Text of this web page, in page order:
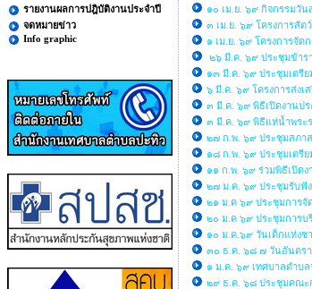
รายงานผลการปฎิบัติงานประจำปี
จดหมายข่าว
Info graphic
๑๐ เม.ย. ๖๙ กิจกรรมวั
๓ เม.ย. ๖๙ โครงการสั
๑ เม.ย. ๖๙ โครงการจั
๒๖ มี.ค. ๖๙ ประชุมข้าร
๑๓ มี.ค. ๖๙ ประชุมเตรีย
๖ มี.ค. ๖๙ โครงการส่ง
๓ มี.ค. ๖๙ พิธีเปิดงานป
๓ มี.ค. ๖๙ พิธีแห่น้ำพระ
๒๗ ก.พ. ๖๙ ประชุมสภา
๑๘ ก.พ. ๖๙ ประชุมเตรี
๑๑ ก.พ. ๖๙ ร่วมพิธีเปิด
๒๗ ม.ค. ๖๙ ประชุมรับฟัง
๒๑ ม.ค ๖๙ ประชุมการจั
๒๐ ม.ค ๖๙ ประชุมการบ
๑๐ ม.ค.๖๙ วันเด็กแห่งช
๓๐ ธ.ค. ๖๘ ๗ วันอันตรา
๑ ม.ค. ๖๙ เทศบาลตำบ
๒๙ ธ.ค. ๖๘ ประชุมคณะ